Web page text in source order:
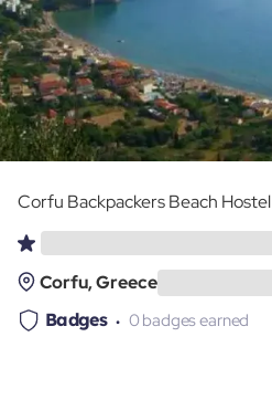
Corfu Backpackers Beach Hostel
Corfu, Greece
Badges 0 badges earned